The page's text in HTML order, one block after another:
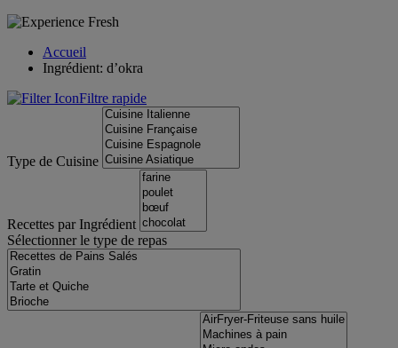
Accueil
Ingrédient: d’okra
Filtre rapide
Type de Cuisine
Recettes par Ingrédient
Sélectionner le type de repas